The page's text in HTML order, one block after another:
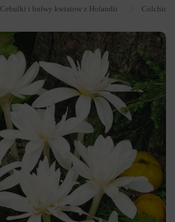
Cebulki i bulwy kwiatow z Holandii